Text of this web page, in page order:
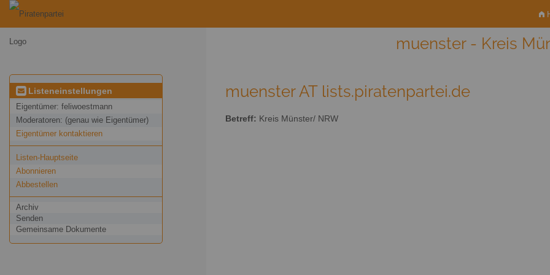
muenster - Kreis
Listeneinstellungen
Eigentümer: feliwoestmann
Moderatoren: (genau wie Eigentümer)
Eigentümer kontaktieren
Listen-Hauptseite
Abonnieren
Abbestellen
Archiv
Senden
Gemeinsame Dokumente
muenster AT lists.piratenpartei.de
Betreff: Kreis Münster/ NRW